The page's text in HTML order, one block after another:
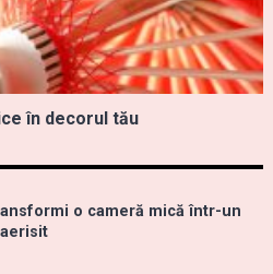
în decorul tău
o cameră mică într-un